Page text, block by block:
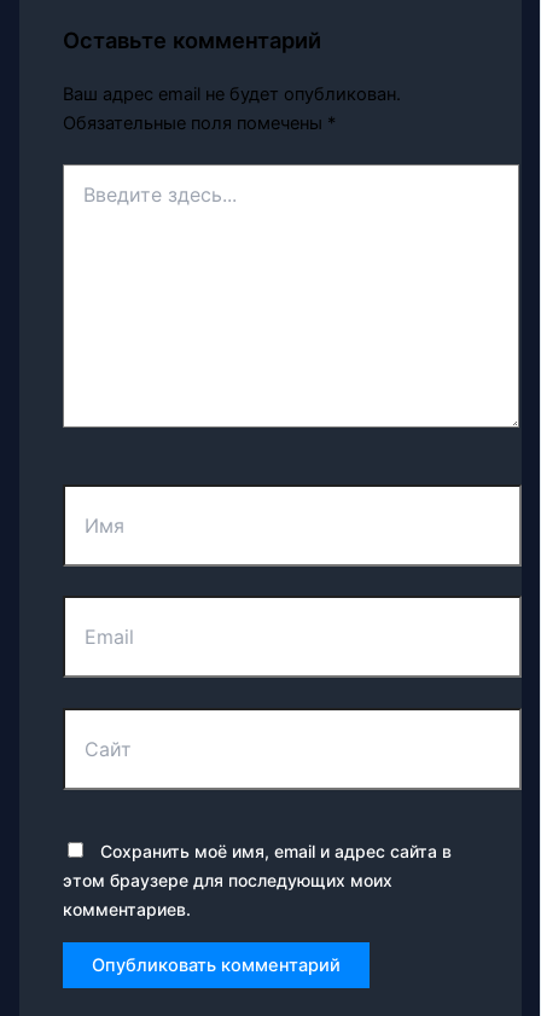
Оставьте комментарий
Ваш адрес email не будет опубликован.
Обязательные поля помечены *
здесь...
Сохранить моё имя, email и адрес сайта в
этом браузере для последующих моих
комментариев.